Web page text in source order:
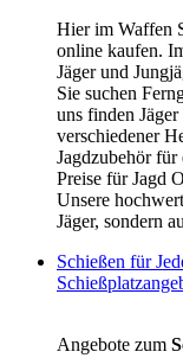
Hier im Waffen
online kaufen.
Jäger und
Sie suchen
uns finden
verschiedener
Jagdzubehör
Preise für Jagd
Unsere
Jäger, sondern
Schießen für
Angebote zum